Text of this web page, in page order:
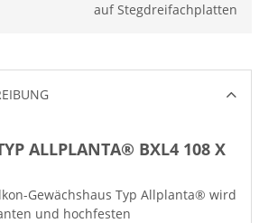
auf Stegdreifachplatten
ALLPLANTA® BXL4 108 X
Gewächshaus Typ Allplanta® wird
und hochfesten